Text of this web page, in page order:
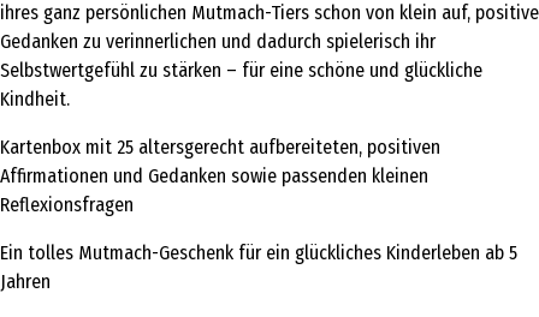
ihres ganz persönlichen Mutmach-Tiers schon von klein auf, positive
Gedanken zu verinnerlichen und dadurch spielerisch ihr
Selbstwertgefühl zu stärken – für eine schöne und glückliche
Kindheit.
Kartenbox mit 25 altersgerecht aufbereiteten, positiven
Affirmationen und Gedanken sowie passenden kleinen
Reflexionsfragen
Ein tolles Mutmach-Geschenk für ein glückliches Kinderleben ab 5
Jahren